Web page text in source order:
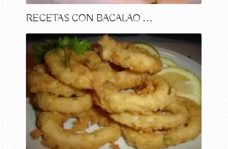
RECETAS CON BACALAO …